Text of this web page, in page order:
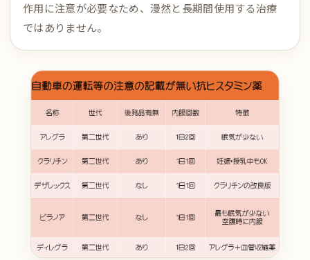
作用に注意が必要なため、漫然と長期間使用する治療
ではありません。